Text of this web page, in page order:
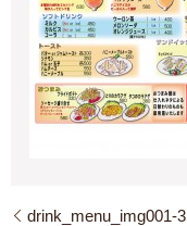
drink_menu_img001-3